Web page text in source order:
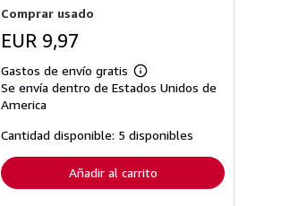
a
s
d
n
o
Comprar usado
EUR 9,97
Gastos de envío gratis
Más
información
tarifas
de
envío
Se envía dentro de Estados Unidos de
America
Cantidad disponible: 5 disponibles
Añadir al carrito